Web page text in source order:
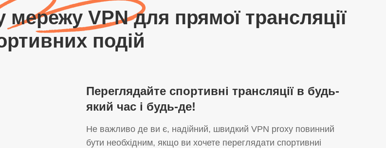
VPN для прямої трансляції
подій
Переглядайте спортивні трансляції в будь-
який час і будь-де!
Не важливо де ви є, надійний, швидкий VPN proxy повинний
бути необхідним, якщо ви хочете переглядати спортивниі